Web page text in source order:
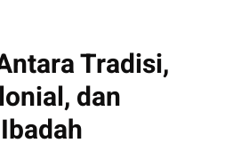
Tradisi,
dan